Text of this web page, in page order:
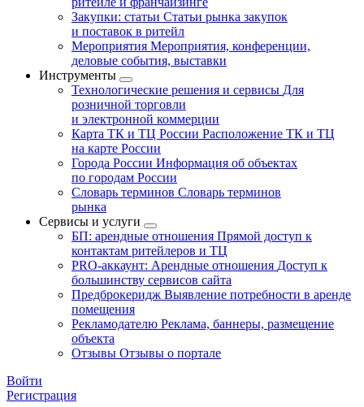
Закупки: статьи Статьи рынка закупок
и поставок в ритейл
Мероприятия Мероприятия, конференции,
деловые события, выставки
Инструменты
Технологические решения и сервисы Для
розничной торговли
и электронной коммерции
Карта ТК и ТЦ России Расположение ТК и ТЦ
на карте России
Города России Информация об объектах
по городам России
Словарь терминов Словарь терминов
рынка
Сервисы и услуги
БП: арендные отношения Прямой доступ к
контактам ритейлеров и ТЦ
PRO-аккаунт: Арендные отношения Доступ к
большинству сервисов сайта
Предброкеридж Выявление потребности в аренде
помещения
Рекламодателю Реклама, баннеры, размещение
объекта
Отзывы Отзывы о портале
Войти
Регистрация